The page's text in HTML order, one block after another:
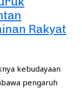
Rakyat
kebudayaan
pengaruh